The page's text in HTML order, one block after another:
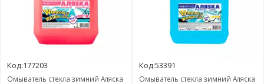
Код:177203
Омыватель стекла зимний Аляска
Код:53391
Омыватель стекла зимний Аляска